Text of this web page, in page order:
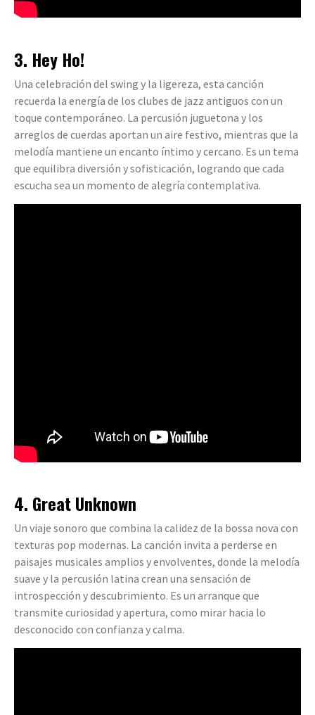
3. Hey Ho!
Una celebración del swing y la ligereza, esta canción
recuerda la energía de los clubes de jazz antiguos con un
toque contemporáneo. La percusión juguetona y los
arreglos de cuerdas aportan un aire festivo, mientras que la
melodía mantiene un encanto íntimo y cercano. Es un tema
que equilibra diversión y sofisticación, logrando que cada
escucha sea un momento de alegría contemplativa.
4. Great Unknown
Un viaje sonoro que combina la calidez de la bossa nova con
texturas pop modernas. La canción invita a perderse en
paisajes musicales amplios y envolventes, donde la melodía
suave y la percusión latina crean una sensación de
introspección y descubrimiento. Es un arranque que
transmite curiosidad y apertura, como mirar hacia lo
desconocido con confianza y calma.